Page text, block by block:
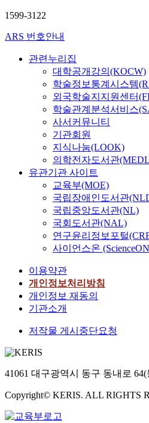
1599-3122
ARS 번호안내
관련누리집
대학공개강의(KOCW)
학술정보통계시스템
외국학술지지원센터
학술관계분석서비스
사서커뮤니티
기관회원
지식나눔(LOOK)
의학전자도서관
유관기관 사이트
교육부(MOE)
국립장애인도서관
국립중앙도서관(NL)
국회도서관(NAL)
연구윤리정보포털
사이언스온
이용약관
개인정보처리방침
개인정보 재동의
기관소개
저작물 게시중단요청
41061 대구광역시 동구 동내로
Copyright© KERIS. ALL RIGHTS